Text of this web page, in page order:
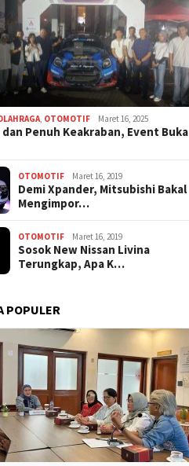
, OTOMOTIF Maret 16, 2025
Penuh Keakraban, Event Buka
OTOMOTIF Maret 16, 2019
Demi Xpander, Mitsubishi Bakal
Mengimpor…
OTOMOTIF Maret 16, 2019
Sosok New Nissan Livina
Terungkap, Apa K…
POPULER